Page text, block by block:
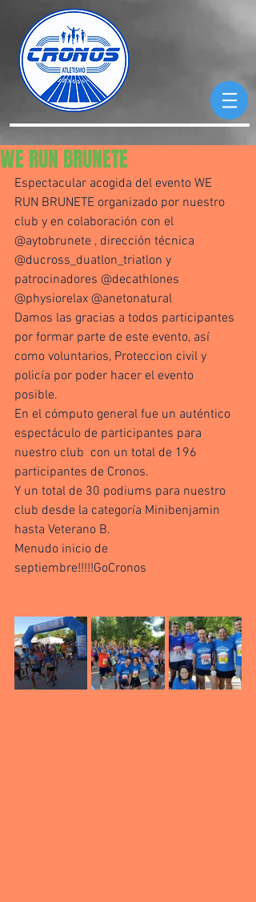
WE RUN BRUNETE
Espectacular acogida del evento WE
RUN BRUNETE organizado por nuestro
club y en colaboración con el
@aytobrunete , dirección técnica
@ducross_duatlon_triatlon y
patrocinadores @decathlones
@physiorelax @anetonatural
Damos las gracias a todos participantes
por formar parte de este evento, así
como voluntarios, Proteccion civil y
policía por poder hacer el evento
posible.
En el cómputo general fue un auténtico
espectáculo de participantes para
nuestro club  con un total de 196
participantes de Cronos.
Y un total de 30 podiums para nuestro
club desde la categoría Minibenjamin
hasta Veterano B.
Menudo inicio de
septiembre!!!!!GoCronos